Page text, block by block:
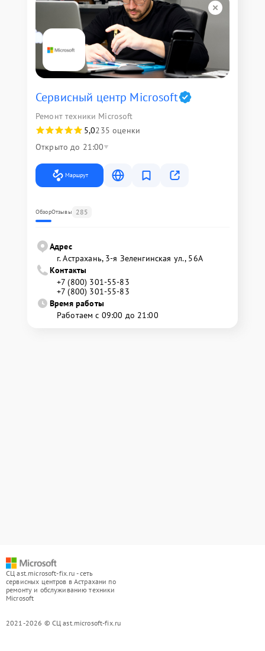
Сервисный центр Microsoft
Ремонт техники Microsoft
5,0235 оценки
Открыто до 21:00
Маршрут
ОбзорОтзывы 285
Адрес
г. Астрахань, 3-я Зеленгинская ул., 56А
Контакты
+7 (800) 301-55-83
+7 (800) 301-55-83
Время работы
Работаем с 09:00 до 21:00
СЦ ast.microsoft-fix.ru - сеть
сервисных центров в Астрахани по
ремонту и обслуживанию техники
Microsoft
2021-2026 © СЦ ast.microsoft-fix.ru